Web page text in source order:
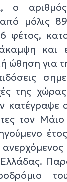
ο
από μόλις
φέτος,
και
ώθηση για
της
κατέγραψε
τον Μάιο